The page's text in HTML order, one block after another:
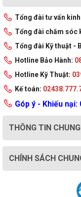
Tổng đài tư vấn
Tổng đài chăm sóc
Tổng đài Kỹ thuật -
Hotline Bảo Hành:
Hotline Kỹ Thuật:
Kế toán:
Góp ý - Khiếu
THÔNG TIN CHUNG
CHÍNH SÁCH